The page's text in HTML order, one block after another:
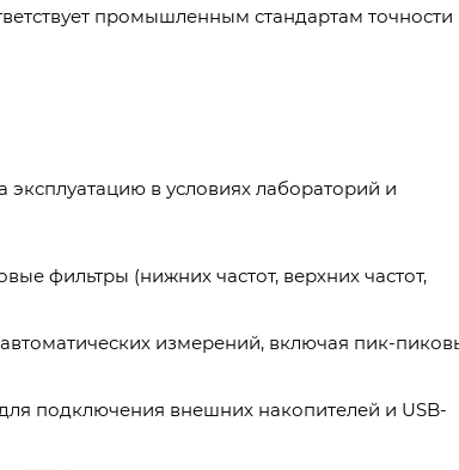
промышленным стандартам точности
эксплуатацию в условиях лабораторий и
фильтры (нижних частот, верхних частот,
измерений, включая пик-
подключения внешних накопителей и USB-